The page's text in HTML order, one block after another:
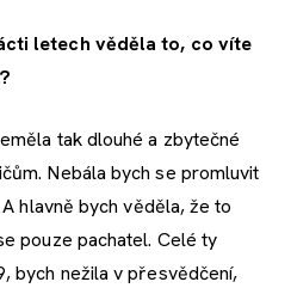
letech věděla to, co víte
tak dlouhé a zbytečné
Nebála bych se promluvit
hlavně bych věděla, že to
pouze pachatel. Celé ty
bych nežila v přesvědčení,